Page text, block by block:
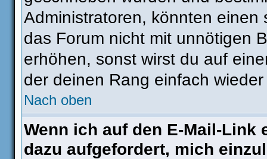
Administratoren, könnten
das Forum nicht mit unnötigen
erhöhen, sonst wirst du auf
der deinen Rang einfach
Nach oben
Wenn ich auf den E-Mail-
dazu aufgefordert, mich